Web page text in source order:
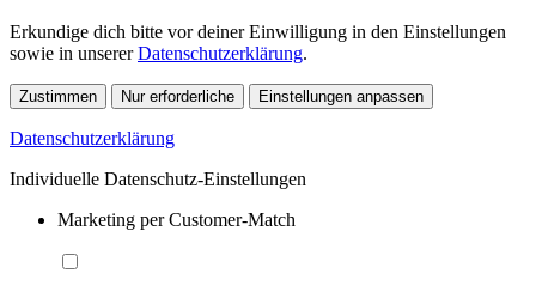
Erkundige dich bitte vor deiner Einwilligung in den Einstellungen
sowie in unsererDatenschutzerklärung.
Zustimmen Nur erforderliche Einstellungen anpassen
Datenschutzerklärung
Individuelle Datenschutz-Einstellungen
Marketing per Customer-Match